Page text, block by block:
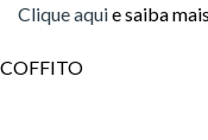
Clique aquie saiba
COFFITO